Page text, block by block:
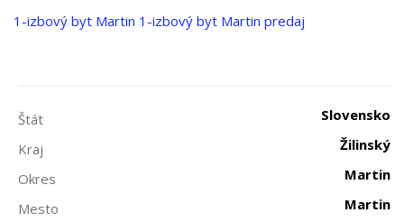
1-izbový byt Martin 1-izbový byt Martin predaj
Štát
Slovensko
Kraj
Žilinský
Okres
Martin
Mesto
Martin